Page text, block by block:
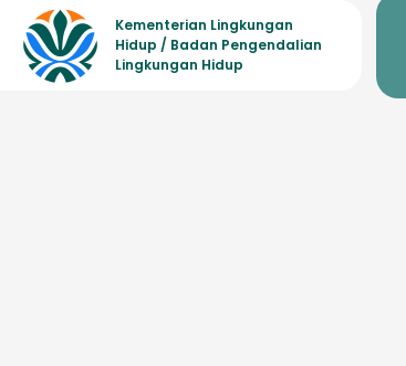
Kementerian Lingkungan
Hidup / Badan Pengendalian
Lingkungan Hidup